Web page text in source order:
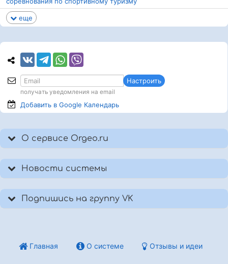
еще
Настроить
получать уведомления на email
Добавить в Google Календарь
О сервисе Orgeo.ru
Новости системы
Подпишись на группу VK
Главная О системе Отзывы и идеи